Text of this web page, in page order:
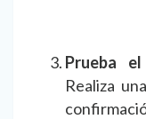
Prueba
Realiza